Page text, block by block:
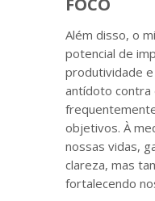
FOCO
Além disso, o
potencial de
produtividade
antídoto contra
objetivos. À
nossas vidas,
clareza, mas
fortalecendo